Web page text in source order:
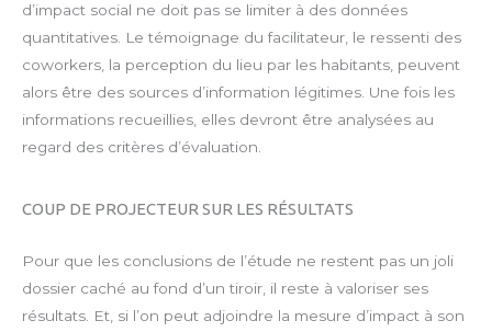
d’impact social ne doit pas se limiter à des données
quantitatives. Le témoignage du facilitateur, le ressenti des
coworkers, la perception du lieu par les habitants, peuvent
alors être des sources d’information légitimes. Une fois les
informations recueillies, elles devront être analysées au
regard des critères d’évaluation.
COUP DE PROJECTEUR SUR LES RÉSULTATS
Pour que les conclusions de l’étude ne restent pas un joli
dossier caché au fond d’un tiroir, il reste à valoriser ses
résultats. Et, si l’on peut adjoindre la mesure d’impact à son